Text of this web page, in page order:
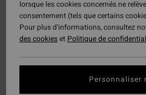
lorsque les cookies concernés ne
consentement (tels que certains
Pour plus d'informations, consultez
des cookieset Politique de
Personnaliser